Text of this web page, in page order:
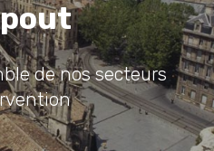
de nos secteurs